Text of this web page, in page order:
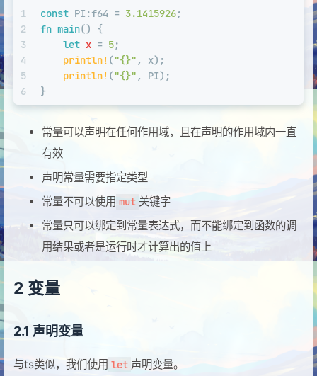
1
2
3
4
5
6
const PI:f64 = 3.1415926;
fn main() {
let x = 5;
println! ("{}" , x);
println! ("{}" , PI);
}
常量可以声明在任何作用域，且在声明的作用域内一直
有效
声明常量需要指定类型
常量不可以使用 mut 关键字
常量只可以绑定到常量表达式，而不能绑定到函数的调
用结果或者是运行时才计算出的值上
2 变量
2.1 声明变量
与ts类似，我们使用 let 声明变量。